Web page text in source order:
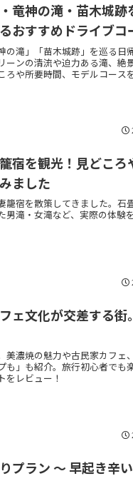
竜神の滝・苗木城跡
おすすめドライブコ
の滝」「苗木城跡」を巡る日
ーンの清流や迫力ある滝、絶
ろや所要時間、モデルコース
宿を観光！見どころ
ました
籠宿を散策してきました。石
男滝・女滝など、実際の体験
ェ文化が交差する街
濃焼の魅力や古民家カフェ
」も紹介。旅行初心者でも
をレビュー！
プラン 〜 早起き辛